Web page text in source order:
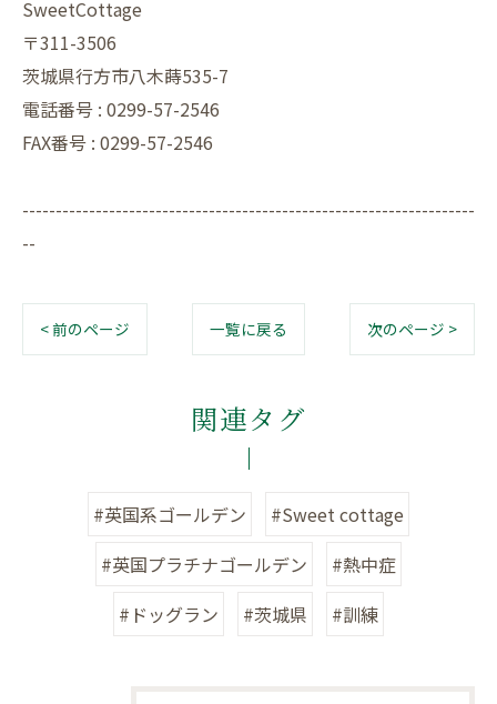
SweetCottage
〒311-3506
茨城県行方市八木蒔535-7
電話番号 : 0299-57-2546
FAX番号 : 0299-57-2546
--------------------------------------------------------------------
--
< 前のページ 一覧に戻る 次のページ >
関連タグ
#英国系ゴールデン
#Sweet cottage
#英国プラチナゴールデン
#熱中症
#ドッグラン
#茨城県 #訓練